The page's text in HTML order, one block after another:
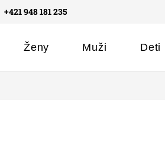
+421 948 181 235
Ženy Muži Deti